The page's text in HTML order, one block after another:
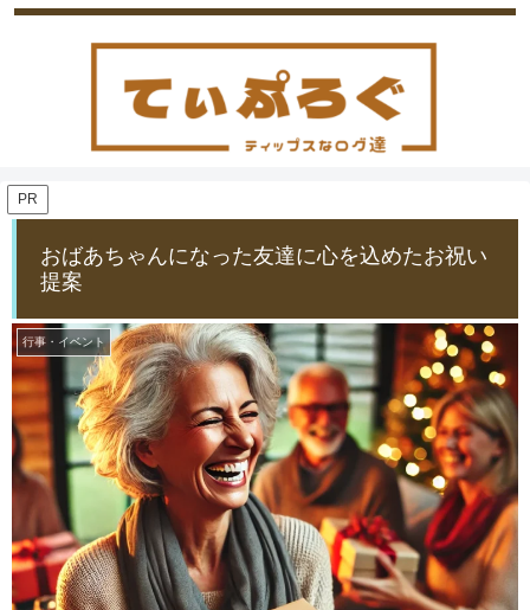
PR
おばあちゃんになった友達に心を込めたお祝い
提案
行事・イベント